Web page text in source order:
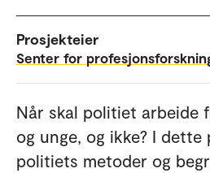
Prosjekteier
Senter for
Når skal politiet arbeide
og unge, og ikke? I
politiets metoder og